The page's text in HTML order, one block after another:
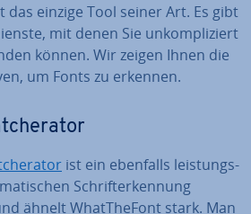
einzige Tool seiner Art. Es gibt
mit denen Sie un­kom­pli­ziert
können. Wir zeigen Ihnen die
um Fonts zu erkennen.
ist ein ebenfalls leis­tungs­
Schrift­er­ken­nung
ähnelt WhatT­he­Font stark. Man